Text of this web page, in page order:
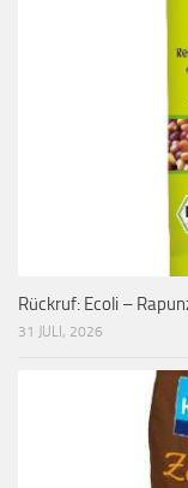
Rückruf: Ecoli –
31 JULI, 2026